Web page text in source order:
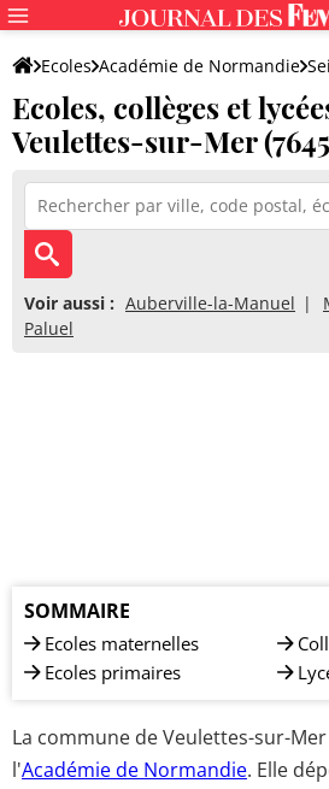
Ecoles Académie de Normandie
Ecoles, collèges et
Veulettes-sur-Mer
Voir aussi : Auberville-la-Manuel
Paluel
SOMMAIRE
Ecoles maternelles
Ecoles primaires
La commune de Veulettes-sur-
l'Académie de Normandie. Elle